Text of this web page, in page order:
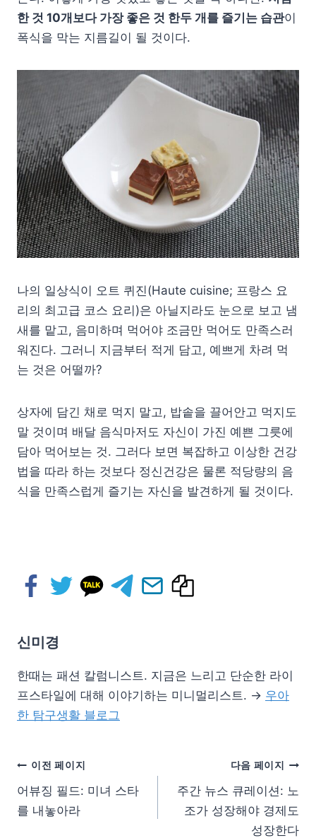
한 것 10개보다 가장 좋은 것 한두 개를 즐기는 습관이
폭식을 막는 지름길이 될 것이다.
나의 일상식이 오트 퀴진(Haute cuisine; 프랑스 요
리의 최고급 코스 요리)은 아닐지라도 눈으로 보고 냄
새를 맡고, 음미하며 먹어야 조금만 먹어도 만족스러
워진다. 그러니 지금부터 적게 담고, 예쁘게 차려 먹
는 것은 어떨까?
상자에 담긴 채로 먹지 말고, 밥솥을 끌어안고 먹지도
말 것이며 배달 음식마저도 자신이 가진 예쁜 그릇에
담아 먹어보는 것. 그러다 보면 복잡하고 이상한 건강
법을 따라 하는 것보다 정신건강은 물론 적당량의 음
식을 만족스럽게 즐기는 자신을 발견하게 될 것이다.
신미경
한때는 패션 칼럼니스트. 지금은 느리고 단순한 라이
프스타일에 대해 이야기하는 미니멀리스트. → 우아
한 탐구생활 블로그
이전 페이지
어뷰징 필드: 미녀 스타
를 내놓아라
다음 페이지
주간 뉴스 큐레이션: 노
조가 성장해야 경제도
성장한다